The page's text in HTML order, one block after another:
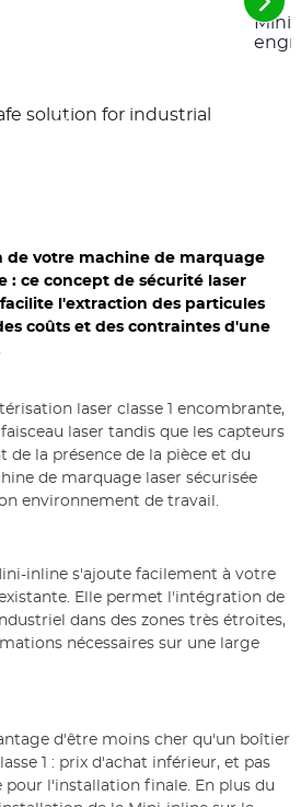
Mini
Voir
les
votre machine de marquage
: ce concept de sécurité laser
l'extraction des particules
coûts et des contraintes d'une
laser classe 1 encombrante,
laser tandis que les capteurs
de la présence de la pièce et du
de marquage laser sécurisée
environnement de travail.
inline s'ajoute facilement à votre
Elle permet l'intégration de
dans des zones très étroites,
nécessaires sur une large
d'être moins cher qu'un boîtier
1 : prix d'achat inférieur, et pas
pour l'installation finale. En plus du